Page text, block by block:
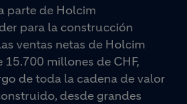
parte de Holcim
para la construcción
ventas netas de Holcim
millones de CHF,
de toda la cadena de valor
desde grandes